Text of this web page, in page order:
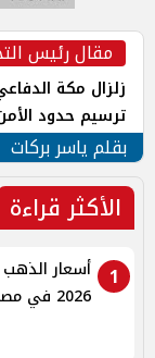
مقال رئيس
زلزال مكة
ترسيم حدود
بقلم ياسر بركات
الأكثر قراءة
1
2026 في مصر.. وسعر عيار 21